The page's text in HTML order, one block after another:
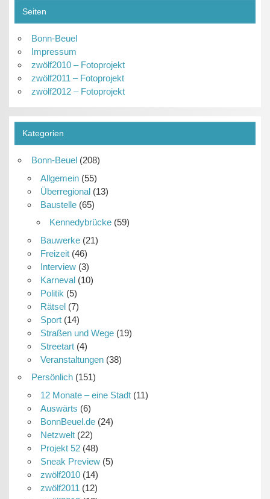
Seiten
Bonn-Beuel
Impressum
zwölf2010 – Fotoprojekt
zwölf2011 – Fotoprojekt
zwölf2012 – Fotoprojekt
Kategorien
Bonn-Beuel(208)
Allgemein(55)
Überregional(13)
Baustelle(65)
Kennedybrücke(59)
Bauwerke(21)
Freizeit(46)
Interview(3)
Karneval(10)
Politik (5)
Rätsel(7)
Sport(14)
Straßen und Wege(19)
Streetart(4)
Veranstaltungen(38)
Persönlich(151)
12 Monate – eine Stadt(11)
Auswärts (6)
BonnBeuel.de(24)
Netzwelt(22)
Projekt 52(48)
Sneak Preview(5)
zwölf2010(14)
zwölf2011 (12)